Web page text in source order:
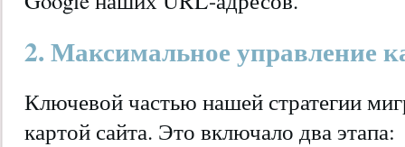
2. Максимальное управление
Ключевой частью нашей стратегии
картой сайта. Это включало два этапа: